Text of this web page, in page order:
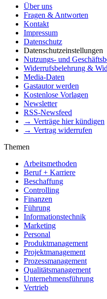
Über uns
Fragen & Antworten
Kontakt
Impressum
Datenschutz
Datenschutzeinstellungen
Nutzungs- und
Widerrufsbelehrung &
Media-Daten
Gastautor werden
Kostenlose Vorlagen
Newsletter
RSS-Newsfeed
→ Verträge hier kündigen
→ Vertrag widerrufen
Themen
Arbeitsmethoden
Beruf + Karriere
Beschaffung
Controlling
Finanzen
Führung
Informationstechnik
Marketing
Personal
Produktmanagement
Projektmanagement
Prozessmanagement
Qualitätsmanagement
Unternehmensführung
Vertrieb